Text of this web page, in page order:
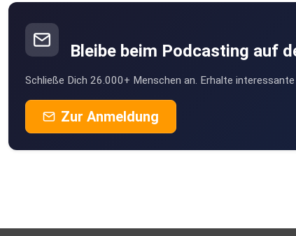
Naish Atom Wing: https://wingpassion.de/test-naish-
Bleibe beim Podcasting auf
Schließe Dich 26.000+ Menschen an. Erhalte
Zur Anmeldung